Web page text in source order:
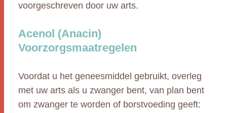
voorgeschreven door uw arts.
Acenol (Anacin)
Voorzorgsmaatregelen
Voordat u het geneesmiddel gebruikt, overleg
met uw arts als u zwanger bent, van plan bent
om zwanger te worden of borstvoeding geeft: